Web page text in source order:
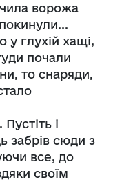
ворожа
у глухій хащі,
почали
то снаряди,
і
забрів сюди з
все, до
своїм